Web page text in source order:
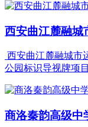
西安曲江麓融城
西安曲江麓融城市
公园标识导视牌项
商洛秦韵高级中